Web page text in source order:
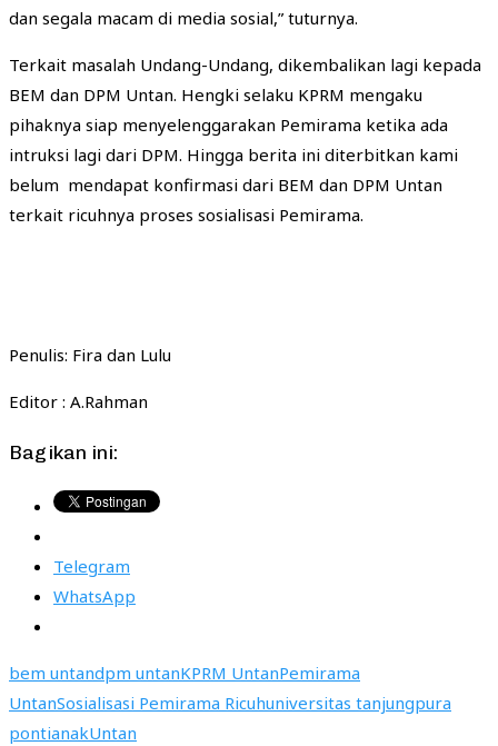
dan segala macam di media sosial,” tuturnya.
Terkait masalah Undang-Undang, dikembalikan lagi kepada
BEM dan DPM Untan. Hengki selaku KPRM mengaku
pihaknya siap menyelenggarakan Pemirama ketika ada
intruksi lagi dari DPM. Hingga berita ini diterbitkan kami
belum mendapat konfirmasi dari BEM dan DPM Untan
terkait ricuhnya proses sosialisasi Pemirama.
Penulis: Fira dan Lulu
Editor : A.Rahman
Bagikan ini:
Telegram
WhatsApp
bem untandpm untanKPRM UntanPemirama
UntanSosialisasi Pemirama Ricuhuniversitas tanjungpura
pontianakUntan